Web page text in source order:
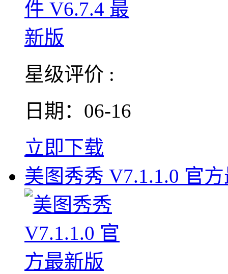
星级评价 :
日期：06-16
立即下载
美图秀秀 V7.1.1.0 官